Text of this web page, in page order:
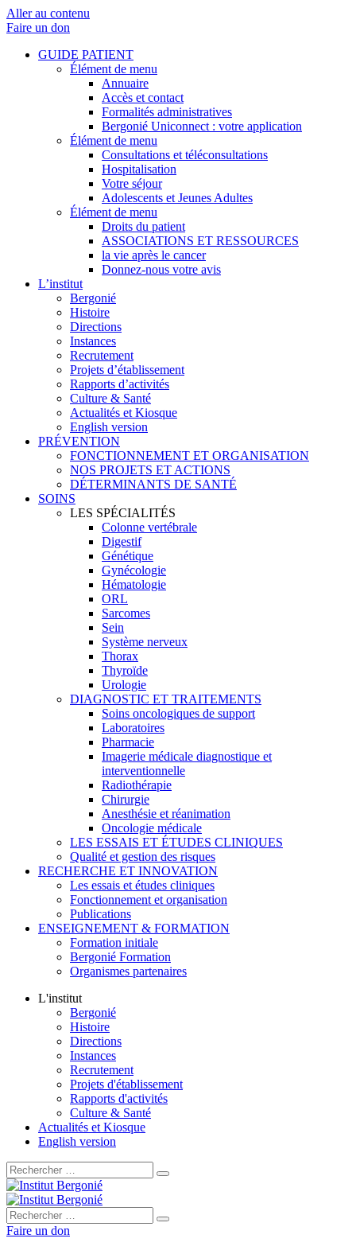
Aller au contenu
Faire un don
GUIDE PATIENT
Élément de menu
Annuaire
Accès et contact
Formalités administratives
Bergonié Uniconnect : votre application
Élément de menu
Consultations et téléconsultations
Hospitalisation
Votre séjour
Adolescents et Jeunes Adultes
Élément de menu
Droits du patient
ASSOCIATIONS ET RESSOURCES
la vie après le cancer
Donnez-nous votre avis
L’institut
Bergonié
Histoire
Directions
Instances
Recrutement
Projets d’établissement
Rapports d’activités
Culture & Santé
Actualités et Kiosque
English version
PRÉVENTION
FONCTIONNEMENT ET ORGANISATION
NOS PROJETS ET ACTIONS
DÉTERMINANTS DE SANTÉ
SOINS
LES SPÉCIALITÉS
Colonne vertébrale
Digestif
Génétique
Gynécologie
Hématologie
ORL
Sarcomes
Sein
Système nerveux
Thorax
Thyroïde
Urologie
DIAGNOSTIC ET TRAITEMENTS
Soins oncologiques de support
Laboratoires
Pharmacie
Imagerie médicale diagnostique et
interventionnelle
Radiothérapie
Chirurgie
Anesthésie et réanimation
Oncologie médicale
LES ESSAIS ET ÉTUDES CLINIQUES
Qualité et gestion des risques
RECHERCHE ET INNOVATION
Les essais et études cliniques
Fonctionnement et organisation
Publications
ENSEIGNEMENT & FORMATION
Formation initiale
Bergonié Formation
Organismes partenaires
L'institut
Bergonié
Histoire
Directions
Instances
Recrutement
Projets d'établissement
Rapports d'activités
Culture & Santé
Actualités et Kiosque
English version
Rechercher :
Rechercher :
Faire un don